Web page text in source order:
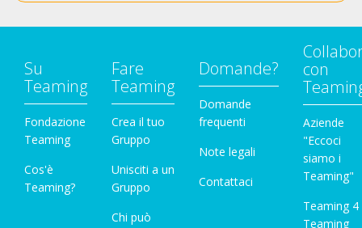
Su
Teaming
Fondazione
Teaming
Cos'è
Teaming?
Fare
Teaming
Crea il tuo
Gruppo
Unisciti a un
Gruppo
Chi può
Domande?
Domande
frequenti
Note legali
Contattaci
con
Aziende
"Eccoci
siamo i
Teaming"
Teaming 4
Teaming